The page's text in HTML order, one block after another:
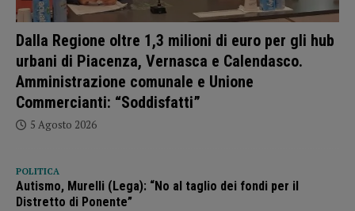
Dalla Regione oltre 1,3 milioni di euro per gli hub
urbani di Piacenza, Vernasca e Calendasco.
Amministrazione comunale e Unione
Commercianti: “Soddisfatti”
5 Agosto 2026
POLITICA
Autismo, Murelli (Lega): “No al taglio dei fondi per il
Distretto di Ponente”